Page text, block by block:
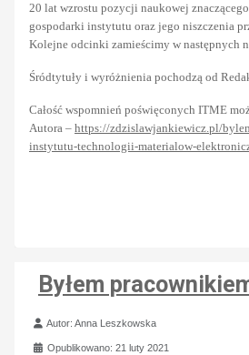
20 lat wzrostu pozycji naukowej
gospodarki instytutu oraz jego niszczenia
Kolejne odcinki zamieścimy w następnych
Śródtytuły i wyróżnienia pochodzą od
Całość wspomnień poświęconych ITME
Autora – https://zdzislawjankiewicz.pl/
instytutu-technologii-materialow-
Byłem
Szczegóły
Autor:Anna Leszkowska
Opublikowano: 21 luty 2021